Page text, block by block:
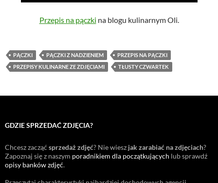
Przepis na pączki na blogu kulinarnym Oli.
PĄCZKI PĄCZKI Z NADZIENIEM
PRZEPIS NA PĄCZKI
PRZEPISY KULINARNE ZE ZDJĘCIAMI
TŁUSTY CZWARTEK
GDZIE SPRZEDAĆ ZDJĘCIA?
Chcesz zacząć sprzedaż zdjęć? Nie wiesz jak zarabiać na zdjęciach?
Zapoznaj się z naszym poradnikiem dla początkujących lub sprawdź
opisy banków zdjęć.